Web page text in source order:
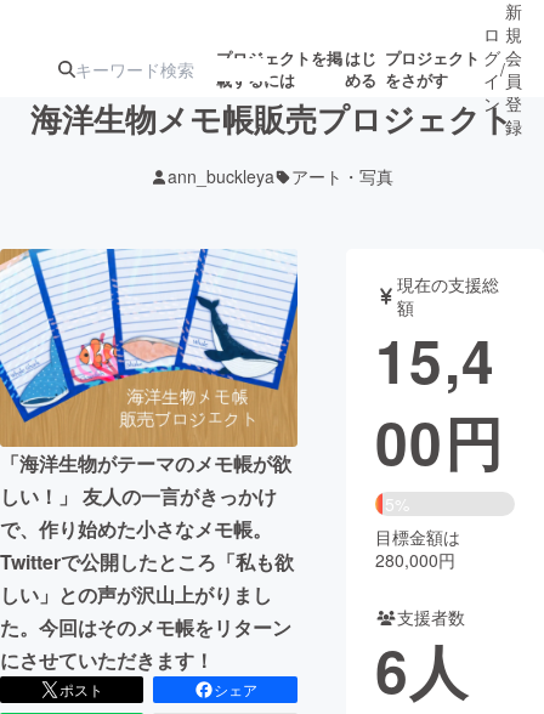
プロジェクトを掲
載するには
はじ
める
プロジェクト
をさがす
アート・写真
テクノロジー・ガジェット ゲーム・サ
映像・映画
ビジネス・起業 チャレンジ
まちづくり・地域活性化
CAMPFIRE for Social Good
CAMPFIRE Creation
CAMPFIREふるさと納税machi-ya コミュニティ
ロ
グ
イ
ン
/
新
規
会
員
登
録
海洋生物メモ帳販売プロジェクト
ann_buckleya アート・写真
「海洋生物がテーマのメモ帳が欲
しい！」 友人の一言がきっかけ
で、作り始めた小さなメモ帳。
Twitterで公開したところ「私も欲
しい」との声が沢山上がりまし
た。今回はそのメモ帳をリターン
にさせていただきます！
ポスト
シェア
現在の支援総
額
15,4
00円
5%
目標金額は
280,000円
支援者数
6人